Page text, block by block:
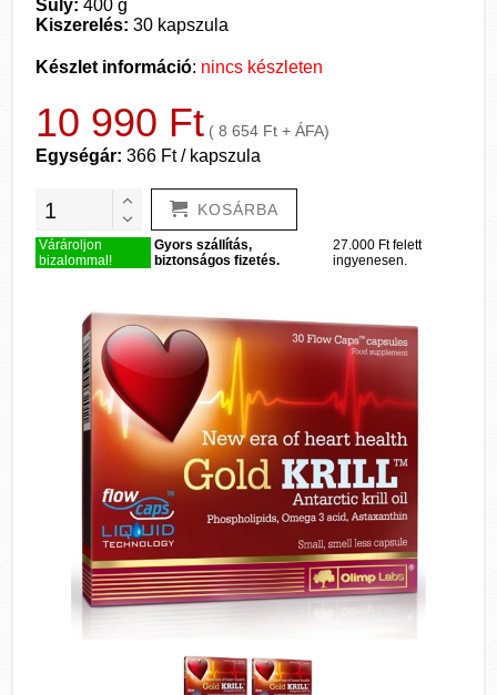
Súly: 400 g
Kiszerelés: 30 kapszula
Készlet információ: nincs készleten
10 990 Ft ( 8 654 Ft + ÁFA)
Egységár: 366 Ft / kapszula
KOSÁRBA
Várároljon
bizalommal!
Gyors szállítás,
biztonságos fizetés.
27.000 Ft felett
ingyenesen.